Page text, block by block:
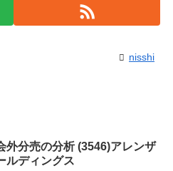
nisshi
外分売の分析 (3546)アレンザ
ルディングス